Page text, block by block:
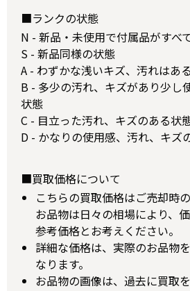
■ランクの状態
N - 新品・未使用で付属品がすべ
S - 新品同様の状態
A - わずかな浅いキズ、汚れはあ
B - 多少の汚れ、キズがあり少し
状態
C - 目立った汚れ、キズのある状
D - かなりの使用感、汚れ、キズ
■買取価格について
こちらの買取価格はご売却時
お品物は日々の相場により、
参考価格とお考えください。
詳細な価格は、実際のお品物
なります。
お品物の画像は、過去に買取